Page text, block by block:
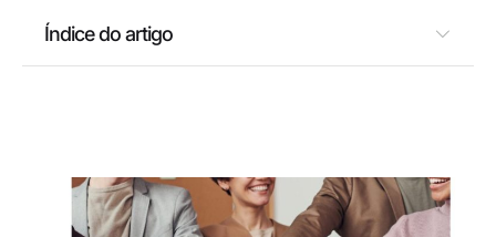
Índice do artigo